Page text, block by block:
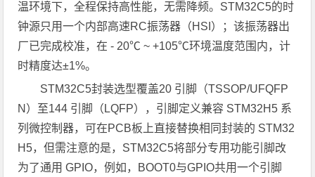
温环境下，全程保持高性能，无需降频。STM32C5的时
钟源只用一个内部高速RC振荡器（HSI）；该振荡器出
厂已完成校准，在 - 20℃ ~ +105℃环境温度范围内，计
时精度达±1%。
STM32C5封装选型覆盖20 引脚（TSSOP/UFQFP
N）至144 引脚（LQFP），引脚定义兼容 STM32H5 系
列微控制器，可在PCB板上直接替换相同封装的 STM32
H5，但需注意的是，STM32C5将部分专用功能引脚改
为了通用 GPIO，例如，BOOT0与GPIO共用一个引脚